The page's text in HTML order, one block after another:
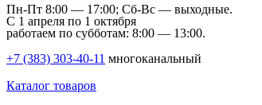
Пн-Пт 8:00 — 17:00; Сб-Вс — выходные.
С 1 апреля по 1 октября
работаем по субботам: 8:00 — 13:00.
+7 (383) 303-40-11 многоканальный
Каталог товаров